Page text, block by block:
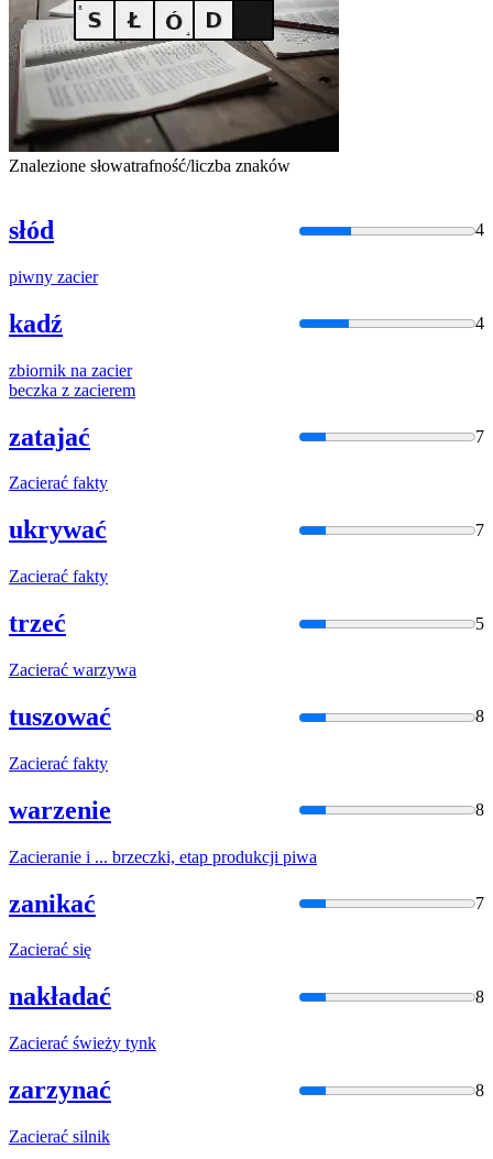
Znalezione słowatrafność/liczba znaków
słód 4
piwny zacier
kadź 4
zbiornik na zacier
beczka z zacierem
zatajać 7
Zacierać fakty
ukrywać 7
Zacierać fakty
trzeć 5
Zacierać warzywa
tuszować 8
Zacierać fakty
warzenie 8
Zacieranie i ... brzeczki, etap produkcji piwa
zanikać 7
Zacierać się
nakładać 8
Zacierać świeży tynk
zarzynać 8
Zacierać silnik